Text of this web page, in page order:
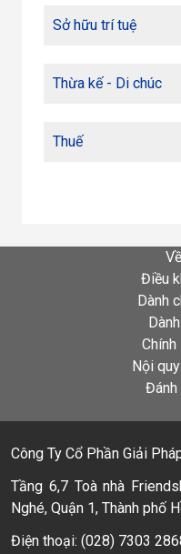
Sở hữu trí tuệ
Thừa kế - Di chúc
Thuế
Điều
Dành
Nội
Đánh
Công Ty Cổ Phần Giải
Tầng 6,7 Toà nhà
Nghé, Quận 1, Thành phố
Điện thoại: (028) 7303